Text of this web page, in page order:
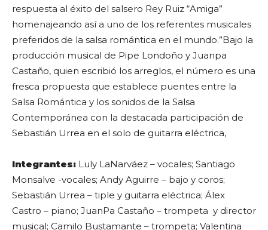
respuesta al éxito del salsero Rey Ruiz “Amiga”
homenajeando así a uno de los referentes musicales
preferidos de la salsa romántica en el mundo.”Bajo la
producción musical de Pipe Londoño y Juanpa
Castaño, quien escribió los arreglos, el número es una
fresca propuesta que establece puentes entre la
Salsa Romántica y los sonidos de la Salsa
Contemporánea con la destacada participación de
Sebastián Urrea en el solo de guitarra eléctrica,
Integrantes: Luly LaNarváez – vocales; Santiago
Monsalve -vocales; Andy Aguirre – bajo y coros;
Sebastián Urrea – tiple y guitarra eléctrica; Álex
Castro – piano; JuanPa Castaño – trompeta y director
musical; Camilo Bustamante – trompeta; Valentina